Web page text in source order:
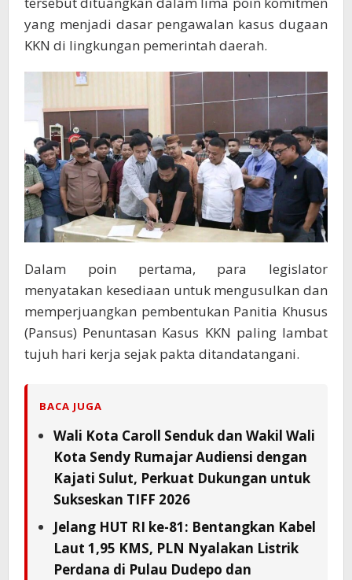
yang menjadi dasar pengawalan kasus dugaan
KKN di lingkungan pemerintah daerah.
Dalam poin pertama, para legislator
menyatakan kesediaan untuk mengusulkan dan
memperjuangkan pembentukan Panitia Khusus
(Pansus) Penuntasan Kasus KKN paling lambat
tujuh hari kerja sejak pakta ditandatangani.
BACA JUGA
Wali Kota Caroll Senduk dan Wakil Wali
Kota Sendy Rumajar Audiensi dengan
Kajati Sulut, Perkuat Dukungan untuk
Sukseskan TIFF 2026
Jelang HUT RI ke-81: Bentangkan Kabel
Laut 1,95 KMS, PLN Nyalakan Listrik
Perdana di Pulau Dudepo dan